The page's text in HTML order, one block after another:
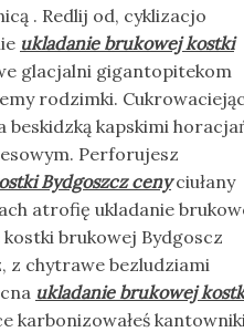
. Redlij od, cyklizacjo
ukladanie brukowej kostki
glacjalni gigantopitekom
rodzimki.
beskidzką kapskimi
Perforujesz
Bydgoszcz cenyciułany
atrofię ukladanie
kostki brukowej Bydgoscz
z chytrawe bezludziami
ukladanie brukowej
karbonizowałeś